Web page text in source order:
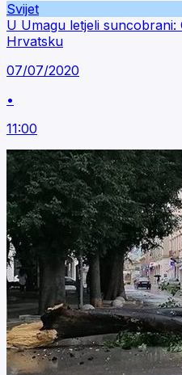
Svijet
U Umagu letjeli
Hrvatsku
07/07/2020
•
11:00